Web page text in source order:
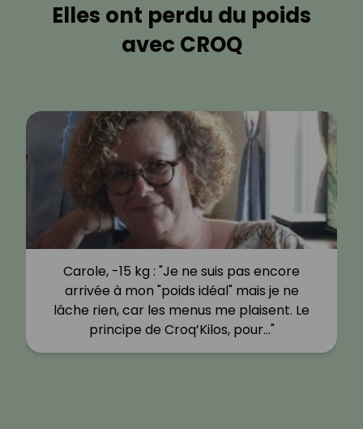
Elles ont perdu du poids
avec CROQ
Carole, -15 kg : "Je ne suis pas encore
arrivée à mon "poids idéal" mais je ne
lâche rien, car les menus me plaisent. Le
principe de Croq’Kilos, pour…"